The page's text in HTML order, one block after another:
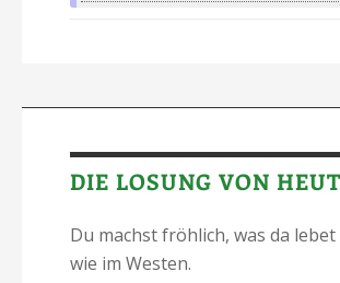
DIE LOSUNG VON
Du machst fröhlich, was da lebet
wie im Westen.